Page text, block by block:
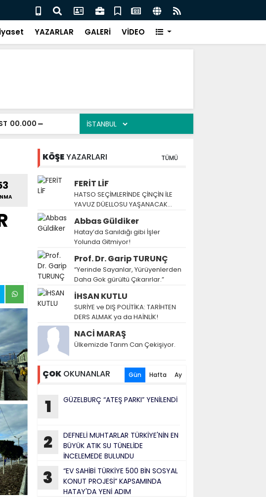
DEFNELİ MUHTARLAR TÜRKİYE'NİN EN BÜYÜK ATIK SU TÜNELİDE
İNCELEMEDE BULUNDU
YAZARLAR GALERİ VİDEO
00.000
KÖŞEYAZARLARI TÜMÜ
FERİT LİF
HATSO SEÇİMLERİNDE ÇİNÇİN İLE
YAVUZ DÜELLOSU YAŞANACAK…
Abbas Güldiker
Hatay’da Sanıldığı gibi İşler
Yolunda Gitmiyor!
Prof. Dr. Garip TURUNÇ
“Yerinde Sayanlar, Yürüyenlerden
Daha Gok gürültü Çıkarırlar.”
İHSAN KUTLU
SURİYE ve DIŞ POLİTİKA: TARİHTEN
DERS ALMAK ya da HAİNLİK!
NACİ MARAŞ
Ülkemizde Tarım Can Çekişiyor.
ÇOK OKUNANLAR Gün Hafta Ay
1 GÜZELBURÇ “ATEŞ PARKI” YENİLENDİ
2
DEFNELİ MUHTARLAR TÜRKİYE'NİN EN
BÜYÜK ATIK SU TÜNELİDE
İNCELEMEDE BULUNDU
3
“EV SAHİBİ TÜRKİYE 500 BİN SOSYAL
KONUT PROJESİ” KAPSAMINDA
HATAY'DA YENİ ADIM